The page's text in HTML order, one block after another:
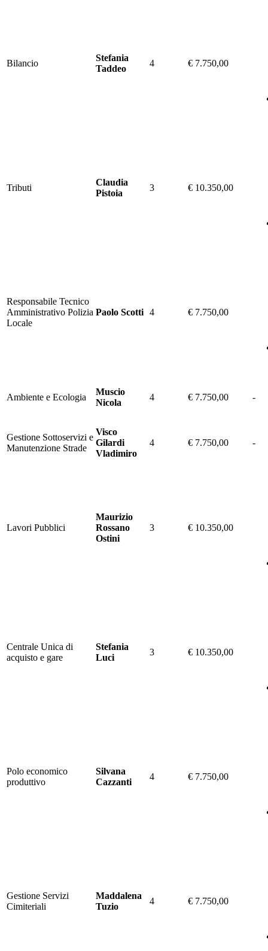
Bilancio
Stefania
Taddeo
4 € 7.750,00
Tributi
Claudia
Pistoia
3 € 10.350,00
Responsabile Tecnico
Amministrativo Polizia
Locale
Paolo Scotti 4 € 7.750,00
Ambiente e Ecologia
Muscio
Nicola
4 € 7.750,00 -
Gestione Sottoservizi e
Manutenzione Strade
Visco
Gilardi
Vladimiro
4 € 7.750,00 -
Lavori Pubblici
Maurizio
Rossano
Ostini
3 € 10.350,00
Centrale Unica di
acquisto e gare
Stefania
Luci
3 € 10.350,00
Polo economico
produttivo
Silvana
Cazzanti
4 € 7.750,00
Gestione Servizi
Cimiteriali
Maddalena
Tuzio
4 € 7.750,00